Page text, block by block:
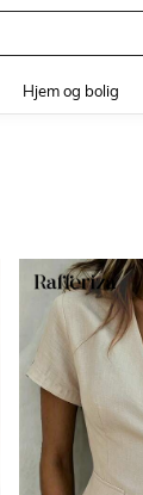
Hjem og bolig